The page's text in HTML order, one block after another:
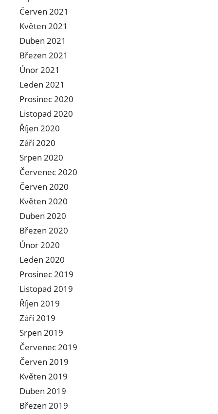
Červen 2021
Květen 2021
Duben 2021
Březen 2021
Únor 2021
Leden 2021
Prosinec 2020
Listopad 2020
Říjen 2020
Září 2020
Srpen 2020
Červenec 2020
Červen 2020
Květen 2020
Duben 2020
Březen 2020
Únor 2020
Leden 2020
Prosinec 2019
Listopad 2019
Říjen 2019
Září 2019
Srpen 2019
Červenec 2019
Červen 2019
Květen 2019
Duben 2019
Březen 2019